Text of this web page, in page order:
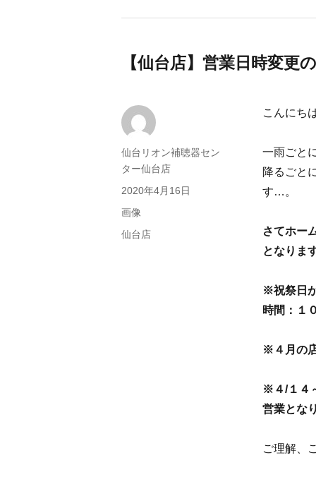
【仙台店】営業日時変更
こんにち
一雨ごと
降るごと
す…。
さてホー
となりま
※祝祭日
時間：１
※４月の
※４/１４
営業とな
ご理解、
投
稿
者
仙台リオン補聴器セン
ター仙台店
投
稿
2020年4月16日
フ
ォ
画像
カ
仙台店